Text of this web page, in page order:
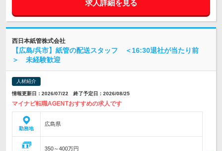
求人詳細を見る
西日本紙管株式会社
【広島/呉市】紙管の配送スタッフ ＜16:30退社が当たり前
＞ 未経験歓迎
人材紹介
情報更新日：2026/07/22 終了予定日：2026/08/25
マイナビ転職AGENTおすすめの求人です
勤務地
広島県
350～400万円